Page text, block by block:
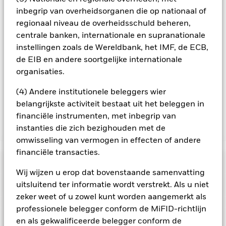
inbegrip van overheidsorganen die op nationaal of
regionaal niveau de overheidsschuld beheren,
centrale banken, internationale en supranationale
instellingen zoals de Wereldbank, het IMF, de ECB,
de EIB en andere soortgelijke internationale
organisaties.
(4) Andere institutionele beleggers wier
belangrijkste activiteit bestaat uit het beleggen in
financiële instrumenten, met inbegrip van
instanties die zich bezighouden met de
omwisseling van vermogen in effecten of andere
financiële transacties.
Wij wijzen u erop dat bovenstaande samenvatting
uitsluitend ter informatie wordt verstrekt. Als u niet
zeker weet of u zowel kunt worden aangemerkt als
professionele belegger conform de MiFID-richtlijn
en als gekwalificeerde belegger conform de
aandelenklassen met valutahedging op aanvraag
In de mate waarin het Fonds effecten uitleent om zijn kosten
te reduceren, ontvangt het Fonds 62,5% van de hiermee
goede aan BlackRock als effectenuitleenagent. Aangezien de
verdeling van opbrengsten uit effectenleningen de
de lopende kosten opgenomen.
BGF Global Multi-Asset Income Fund
Performance
Grafiek
Kredietrisico, veranderingen in rentetarieven en/of in de
Kerngegevens